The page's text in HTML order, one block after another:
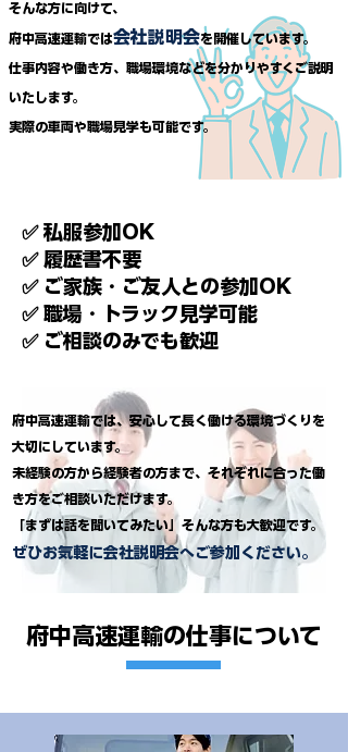
そんな方に向けて、
府中高速運輸では会社説明会を開催しています。
仕事内容や働き方、 職場環境などを分かりやすくご説明
いたします。
実際の車両や職場見学も可能です。
✅ 私服参加OK
✅ 履歴書不要
✅ ご家族・ご友人との参加OK
✅ 職場・トラック見学可能
✅ ご相談のみでも歓迎
府中高速運輸では、安心して長く働ける環境づくりを
大切にしています。
未経験の方から経験者の方まで、それぞれに合った働
き方をご相談いただけます。
「まずは話を聞いてみたい」そんな方も大歓迎です。
ぜひお気軽に会社説明会へご参加ください。
府中高速運輸の仕事について